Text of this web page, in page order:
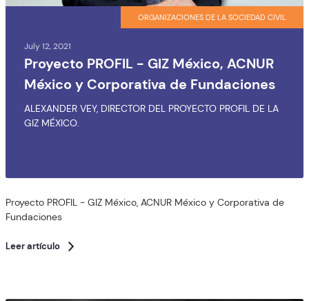
ORGANIZACIONES DE LA SOCIEDAD CIVIL
July 12, 2021
Proyecto PROFIL - GIZ México, ACNUR
México y Corporativa de Fundaciones
ALEXANDER VEY, DIRECTOR DEL PROYECTO PROFIL DE LA
GIZ MÉXICO.
Proyecto PROFIL - GIZ México, ACNUR México y Corporativa de
Fundaciones
Leer artículo